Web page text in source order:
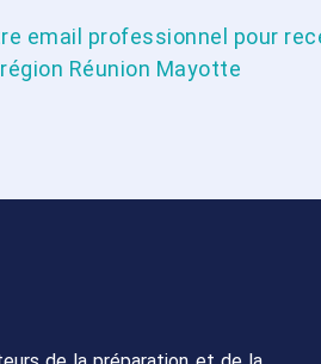
email professionnel pour
Réunion Mayotte